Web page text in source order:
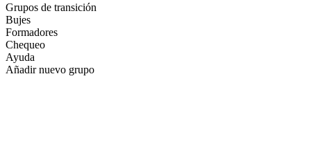
Grupos de transición
Bujes
Formadores
Chequeo
Ayuda
Añadir nuevo grupo